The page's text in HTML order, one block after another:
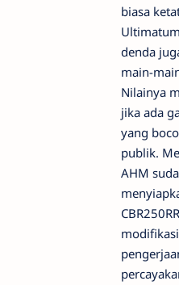
biasa
denda
main-
Nilainya
jika ada
yang
publik.
AHM
CBR250RR